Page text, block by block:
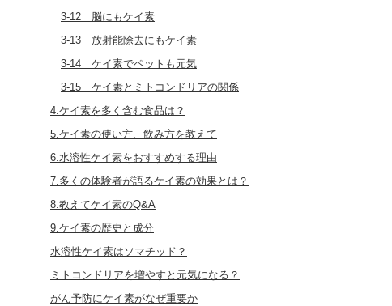
3-12 脳にもケイ素
3-13 放射能除去にもケイ素
3-14 ケイ素でペットも元気
3-15 ケイ素とミトコンドリアの関係
4.ケイ素を多く含む食品は？
5.ケイ素の使い方、飲み方を教えて
6.水溶性ケイ素をおすすめする理由
7.多くの体験者が語るケイ素の効果とは？
8.教えてケイ素のQ&A
9.ケイ素の歴史と成分
水溶性ケイ素はソマチッド？
ミトコンドリアを増やすと元気になる？
がん予防にケイ素がなぜ重要か